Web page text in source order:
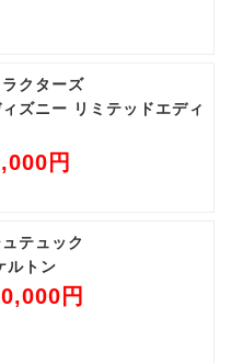
クターズ
ズニー リミテッドエディ
円
テュック
ルトン
円